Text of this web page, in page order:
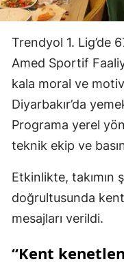
Trendyol 1. Lig’de
Amed Sportif
kala moral ve
Diyarbakır’da
Programa yerel
teknik ekip ve
Etkinlikte, takımın
doğrultusunda
mesajları verildi.
“Kent